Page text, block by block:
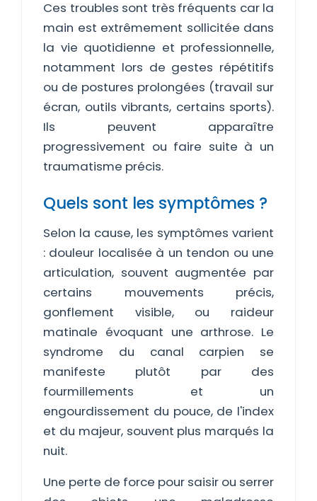
Ces troubles sont très fréquents car la
main est extrêmement sollicitée dans
la vie quotidienne et professionnelle,
notamment lors de gestes répétitifs
ou de postures prolongées (travail sur
écran, outils vibrants, certains sports).
Ils peuvent apparaître
progressivement ou faire suite à un
traumatisme précis.
Quels sont les symptômes ?
Selon la cause, les symptômes varient
: douleur localisée à un tendon ou une
articulation, souvent augmentée par
certains mouvements précis,
gonflement visible, ou raideur
matinale évoquant une arthrose. Le
syndrome du canal carpien se
manifeste plutôt par des
fourmillements et un
engourdissement du pouce, de l'index
et du majeur, souvent plus marqués la
nuit.
Une perte de force pour saisir ou serrer